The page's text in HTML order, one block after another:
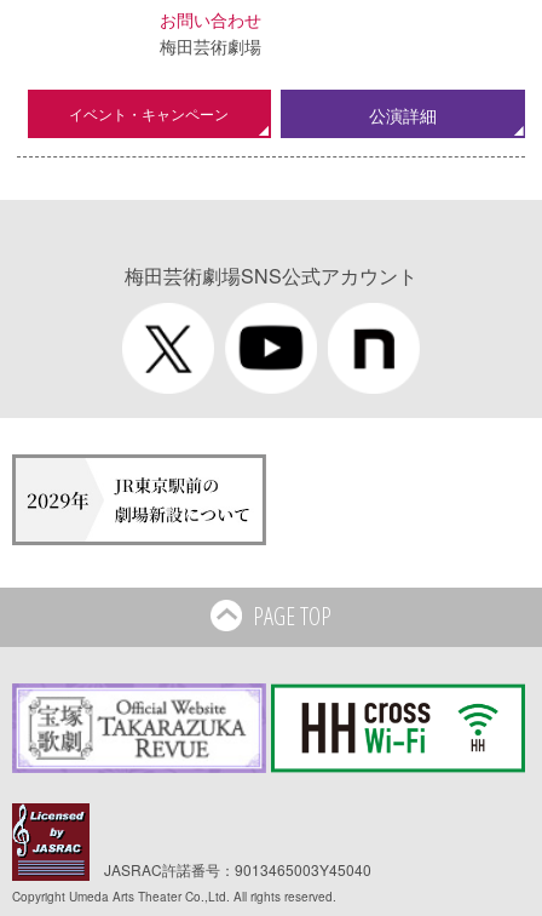
お問い合わせ
梅田芸術劇場
イベント・キャンペーン 公演詳細
梅田芸術劇場SNS公式アカウント
PAGE TOP
JASRAC許諾番号：9013465003Y45040
Copyright Umeda Arts Theater Co.,Ltd. All rights reserved.